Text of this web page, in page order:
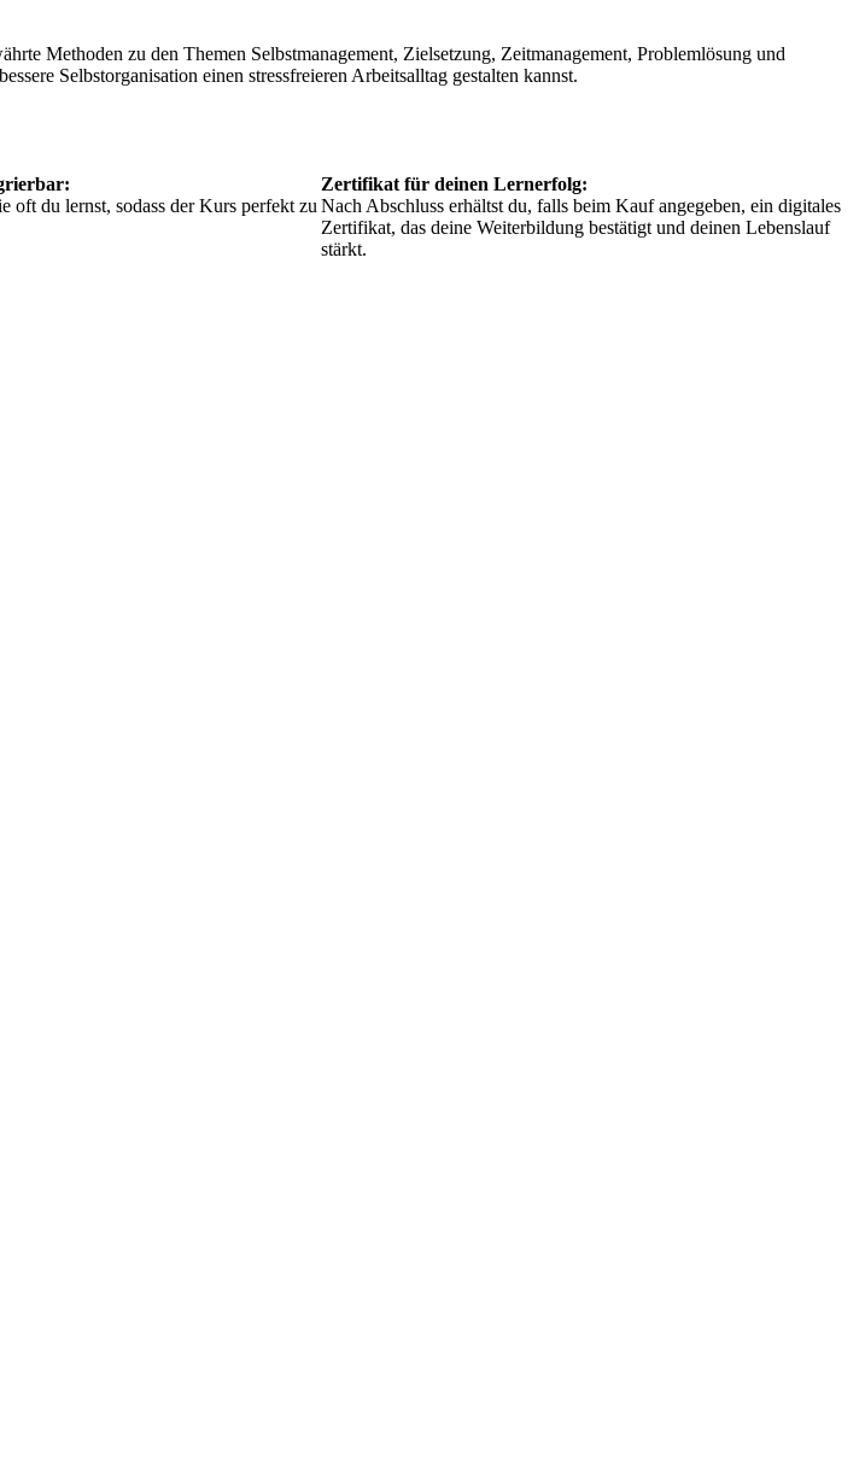
Methoden zu den Themen Selbstmanagement, Zielsetzung, Zeitmanagement, Problemlösung und
Selbstorganisation einen stressfreieren Arbeitsalltag gestalten kannst.
oft du lernst, sodass der Kurs perfekt zu
Zertifikat für deinen Lernerfolg:
Nach Abschluss erhältst du, falls beim Kauf angegeben, ein digitales
Zertifikat, das deine Weiterbildung bestätigt und deinen Lebenslauf
stärkt.